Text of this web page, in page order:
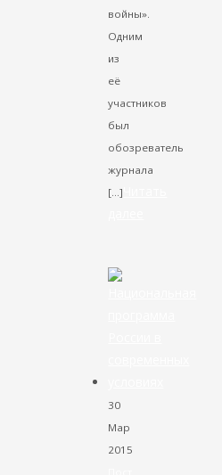
войны».
Одним
из
её
участников
был
обозреватель
журнала
[…]
Twitter
30
Мар
2015